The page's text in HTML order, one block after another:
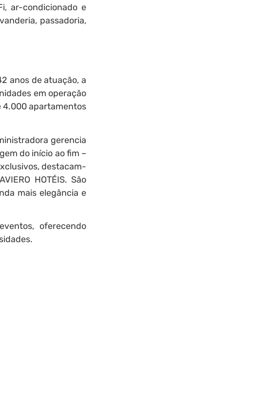
ar-condicionado e
passadoria,
anos de atuação, a
em operação
4.000 apartamentos
gerencia
do início ao fim –
destacam-
HOTÉIS. São
mais elegância e
oferecendo